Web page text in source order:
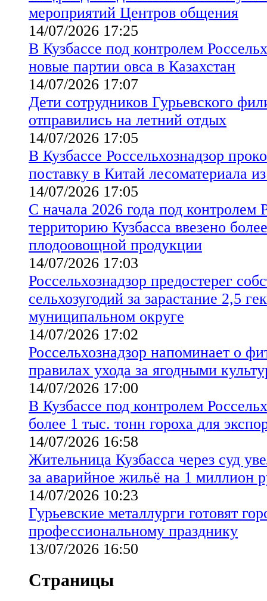
мероприятий Центров общения
14/07/2026 17:25
В Кузбассе под контролем
новые партии овса в Казахстан
14/07/2026 17:07
Дети сотрудников Гурьевского
отправились на летний отдых
14/07/2026 17:05
В Кузбассе Россельхознадзор
поставку в Китай лесоматериала
14/07/2026 17:05
С начала 2026 года под контролем
территорию Кузбасса ввезено
плодоовощной продукции
14/07/2026 17:03
Россельхознадзор предостерег
сельхозугодий за зарастание 2,5
муниципальном округе
14/07/2026 17:02
Россельхознадзор напоминает о
правилах ухода за ягодными
14/07/2026 17:00
В Кузбассе под контролем
более 1 тыс. тонн гороха для
14/07/2026 16:58
Жительница Кузбасса через суд
за аварийное жильё на 1 миллион
14/07/2026 10:23
Гурьевские металлурги готовят
профессиональному празднику
13/07/2026 16:50
Страницы